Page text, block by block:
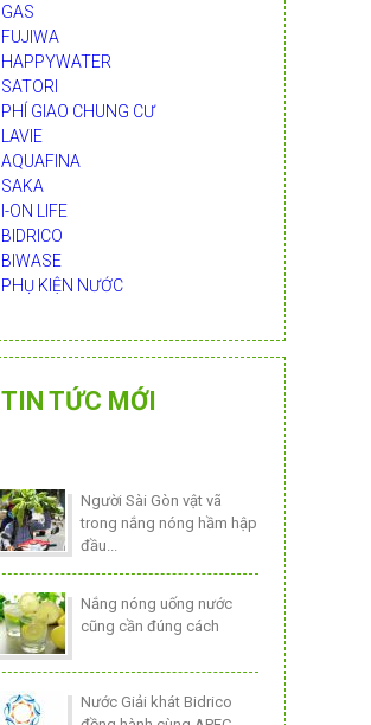
GAS
FUJIWA
HAPPYWATER
SATORI
PHÍ GIAO CHUNG CƯ
LAVIE
AQUAFINA
SAKA
I-ON LIFE
BIDRICO
BIWASE
PHỤ KIỆN NƯỚC
TIN TỨC MỚI
Người Sài Gòn vật vã
trong nắng nóng hầm hập
đầu...
Nắng nóng uống nước
cũng cần đúng cách
Nước Giải khát Bidrico